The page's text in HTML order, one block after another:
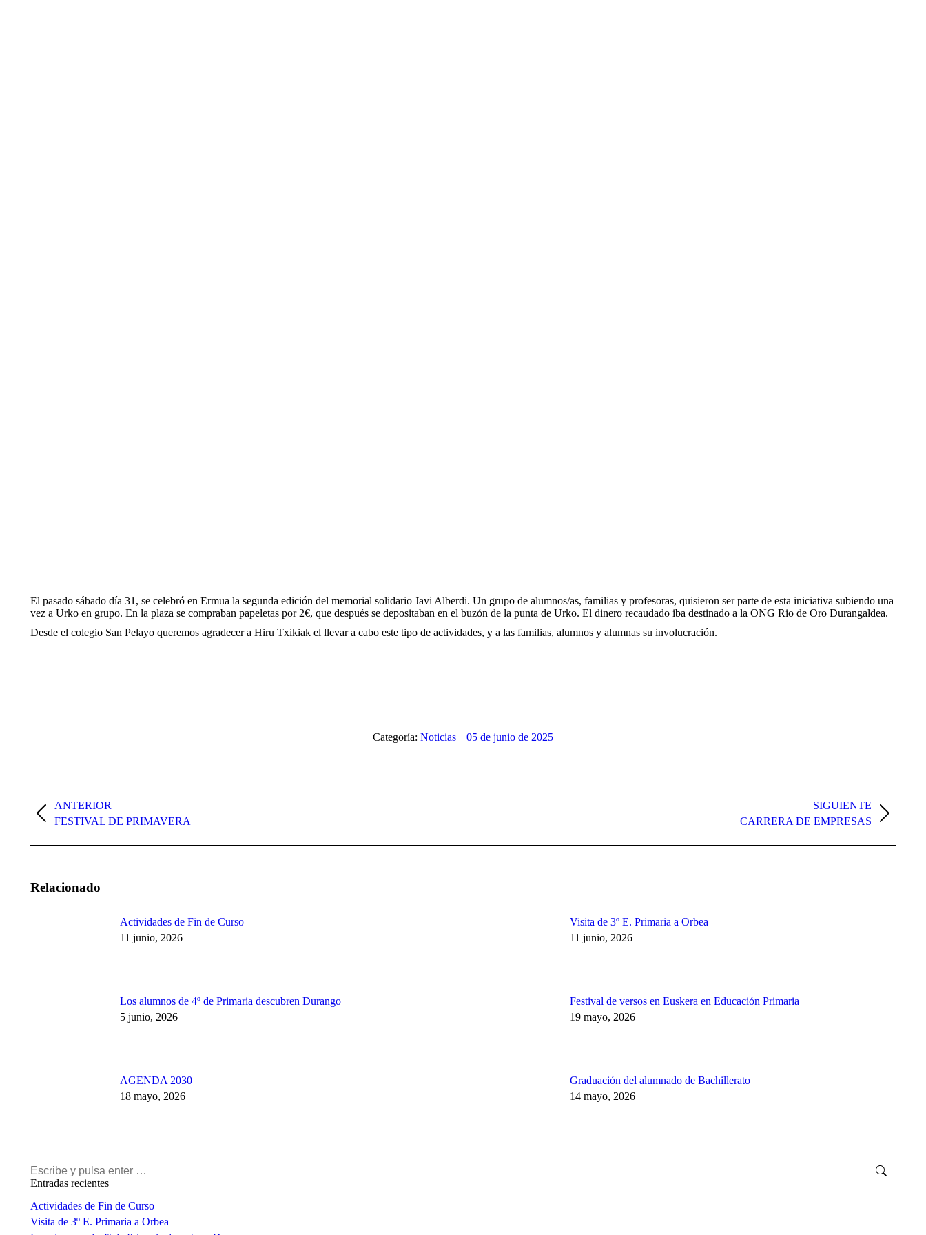
El pasado sábado día 31, se celebró en Ermua la segunda edición del memorial solidario Javi Alberdi. Un grupo de alumnos/as, familias y profesoras, quisieron ser parte de esta iniciativa subiendo una
vez a Urko en grupo. En la plaza se compraban papeletas por 2€, que después se depositaban en el buzón de la punta de Urko. El dinero recaudado iba destinado a la ONG Rio de Oro Durangaldea.
Desde el colegio San Pelayo queremos agradecer a Hiru Txikiak el llevar a cabo este tipo de actividades, y a las familias, alumnos y alumnas su involucración.
Categoría: Noticias 05 de junio de 2025
entre
publicaciones
ANTERIOR
Publicación
FESTIVAL DE PRIMAVERA
SIGUIENTE
CARRERA DE EMPRESAS
Relacionado
Actividades de Fin de Curso
11 junio, 2026
Visita de 3º E. Primaria a Orbea
11 junio, 2026
Los alumnos de 4º de Primaria descubren Durango
5 junio, 2026
Festival de versos en Euskera en Educación Primaria
19 mayo, 2026
AGENDA 2030
18 mayo, 2026
Graduación del alumnado de Bachillerato
14 mayo, 2026
Buscar:
Entradas recientes
Actividades de Fin de Curso
Visita de 3º E. Primaria a Orbea